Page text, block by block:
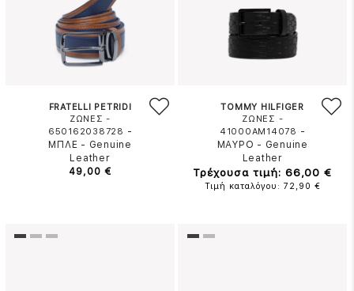
FRATELLI PETRIDI
ΖΩΝΕΣ -
650162038728 -
ΜΠΛΕ - Genuine
Leather
49,00 €
TOMMY HILFIGER
ΖΩΝΕΣ -
41000AM14078 -
ΜΑΥΡΟ - Genuine
Leather
Τρέχουσα τιμή: 66,00 €
Τιμή καταλόγου: 72,90 €